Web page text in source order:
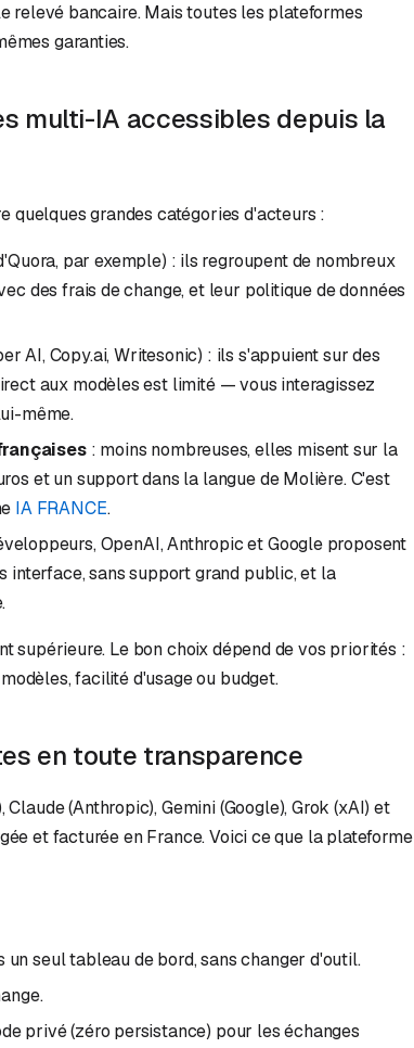
relevé bancaire. Mais toutes les plateformes
garanties.
multi-IA accessibles depuis la
quelques grandes catégories d'acteurs :
par exemple) : ils regroupent de nombreux
des frais de change, et leur politique de données
AI, Copy.ai, Writesonic) : ils s'appuient sur des
aux modèles est limité — vous interagissez
même.
: moins nombreuses, elles misent sur la
et un support dans la langue de Molière. C'est
IA FRANCE.
OpenAI, Anthropic et Google proposent
interface, sans support grand public, et la
supérieure. Le bon choix dépend de vos priorités :
facilité d'usage ou budget.
en toute transparence
(Anthropic), Gemini (Google), Grok (xAI) et
et facturée en France. Voici ce que la plateforme
seul tableau de bord, sans changer d'outil.
privé (zéro persistance) pour les échanges